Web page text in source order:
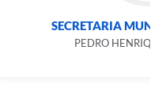
DE COMUNICAÇÃO